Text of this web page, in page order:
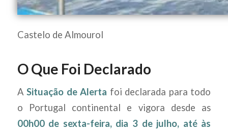
Castelo de Almourol
O Que Foi Declarado
ASituação de Alerta foi declarada para todo
o Portugal continental e vigora desde as
00h00 de sexta-feira, dia 3 de julho, até às